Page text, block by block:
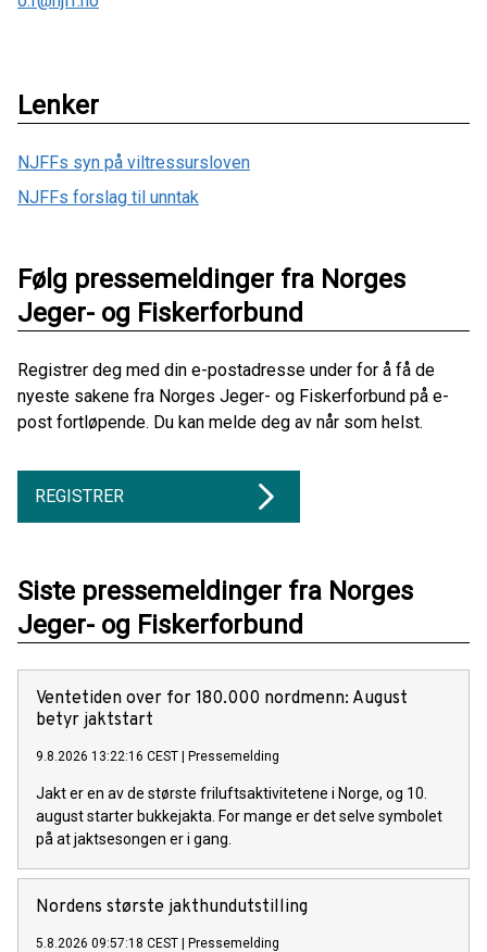
Lenker
NJFFs syn på viltressursloven
NJFFs forslag til unntak
Følg pressemeldinger fra Norges
Jeger- og Fiskerforbund
Registrer deg med din e-postadresse under for å få de
nyeste sakene fra Norges Jeger- og Fiskerforbund på e-
post fortløpende. Du kan melde deg av når som helst.
REGISTRER
Siste pressemeldinger fra Norges
Jeger- og Fiskerforbund
Ventetiden over for 180.000 nordmenn: August
betyr jaktstart
9.8.2026 13:22:16 CEST Pressemelding
Jakt er en av de største friluftsaktivitetene i Norge, og 10.
august starter bukkejakta. For mange er det selve symbolet
på at jaktsesongen er i gang.
Nordens største jakthundutstilling
5.8.2026 09:57:18 CEST Pressemelding